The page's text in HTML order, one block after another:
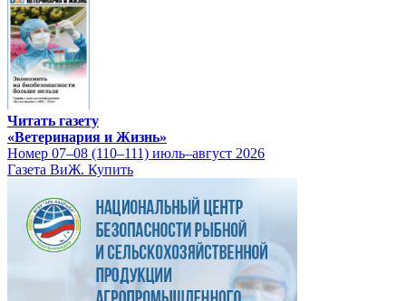
Читать газету
«Ветеринария и Жизнь»
Номер 07–08 (110–111) июль–август 2026
Газета ВиЖ. Купить